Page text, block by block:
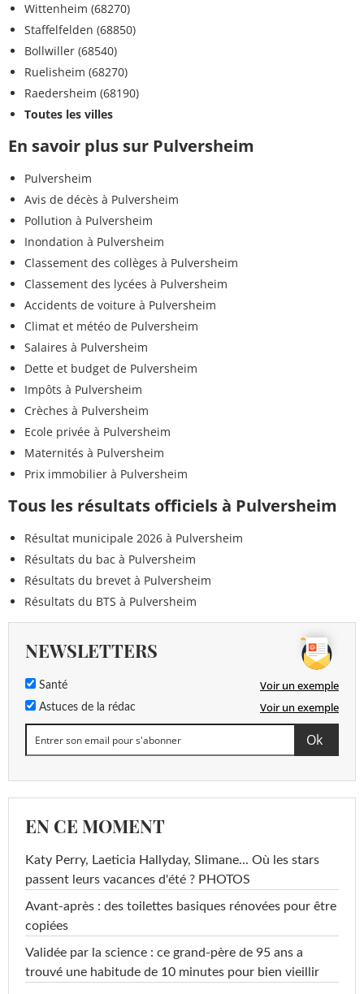
Wittenheim (68270)
Staffelfelden (68850)
Bollwiller (68540)
Ruelisheim (68270)
Raedersheim (68190)
Toutes les villes
En savoir plus sur Pulversheim
Pulversheim
Avis de décès à Pulversheim
Pollution à Pulversheim
Inondation à Pulversheim
Classement des collèges à Pulversheim
Classement des lycées à Pulversheim
Accidents de voiture à Pulversheim
Climat et météo de Pulversheim
Salaires à Pulversheim
Dette et budget de Pulversheim
Impôts à Pulversheim
Crèches à Pulversheim
Ecole privée à Pulversheim
Maternités à Pulversheim
Prix immobilier à Pulversheim
Tous les résultats officiels à Pulversheim
Résultat municipale 2026 à Pulversheim
Résultats du bac à Pulversheim
Résultats du brevet à Pulversheim
Résultats du BTS à Pulversheim
NEWSLETTERS
Santé Voir un exemple
Astuces de la rédac Voir un exemple
EN CE MOMENT
Katy Perry, Laeticia Hallyday, Slimane... Où les stars
passent leurs vacances d'été ? PHOTOS
Avant-après : des toilettes basiques rénovées pour être
copiées
Validée par la science : ce grand-père de 95 ans a
trouvé une habitude de 10 minutes pour bien vieillir